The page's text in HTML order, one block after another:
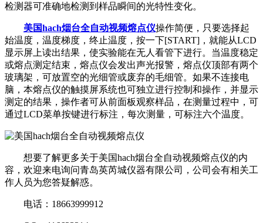
检测器可准确地检测到样品瞬间的光特性变化。
美国hach烟台全自动视频熔点仪操作简便，只要选择起
始温度，温度梯度，终止温度，按一下[START]，就能从LCD
显示屏上读出结果，使实验能在无人看管下进行。当温度稳定
或熔点测定结束，熔点仪会发出声光报警，熔点仪顶部有两个
玻璃架，可放置空的光细管或废弃的毛细管。如果不连接电
脑，本熔点仪的触摸屏系统也可独立进行控制和操作，并显示
测定的结果，操作者可从前面板观察样品，在测量过程中，可
通过LCD菜单按键进行标注，每次测量，可标注六个温度。
想要了解更多关于美国hach烟台全自动视频熔点仪的内
容，欢迎来电询问青岛英芮城仪器有限公司，公司会有相关工
作人员为您答疑解惑。
电话：18663999912